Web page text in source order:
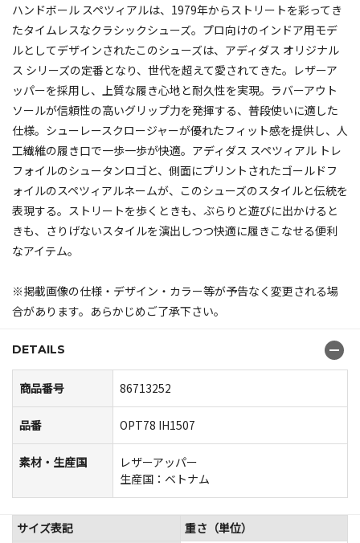
ハンドボール スペツィアルは、1979年からストリートを彩ってき
たタイムレスなクラシックシューズ。プロ向けのインドア用モデ
ルとしてデザインされたこのシューズは、アディダス オリジナル
ス シリーズの定番となり、世代を超えて愛されてきた。レザーア
ッパーを採用し、上質な履き心地と耐久性を実現。ラバーアウト
ソールが信頼性の高いグリップ力を発揮する、普段使いに適した
仕様。シューレースクロージャーが優れたフィット感を提供し、人
工繊維の履き口で一歩一歩が快適。アディダス スペツィアル トレ
フォイルのシュータンロゴと、側面にプリントされたゴールドフ
ォイルのスペツィアルネームが、このシューズのスタイルと伝統を
表現する。ストリートを歩くときも、ぶらりと遊びに出かけると
きも、さりげないスタイルを演出しつつ快適に履きこなせる便利
なアイテム。
※掲載画像の仕様・デザイン・カラー等が予告なく変更される場
合があります。あらかじめご了承下さい。
DETAILS
商品番号 86713252
品番 OPT78 IH1507
素材・生産国
レザーアッパー
生産国：ベトナム
サイズ表記 重さ（単位）